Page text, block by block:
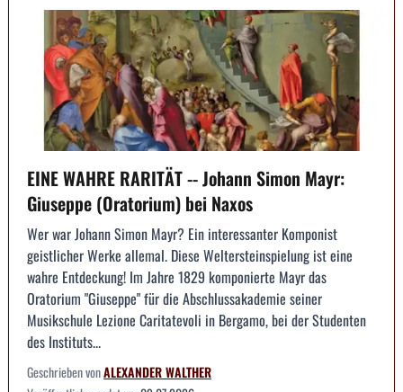
EINE WAHRE RARITÄT -- Johann Simon Mayr:
Giuseppe (Oratorium) bei Naxos
Wer war Johann Simon Mayr? Ein interessanter Komponist
geistlicher Werke allemal. Diese Weltersteinspielung ist eine
wahre Entdeckung! Im Jahre 1829 komponierte Mayr das
Oratorium "Giuseppe" für die Abschlussakademie seiner
Musikschule Lezione Caritatevoli in Bergamo, bei der Studenten
des Instituts...
Geschrieben vonALEXANDER WALTHER